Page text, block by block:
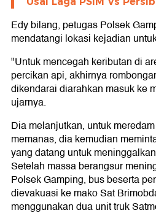
Edy bilang, petugas Polsek
mendatangi lokasi kejadian
"Untuk mencegah keributan di
percikan api, akhirnya
dikendarai diarahkan masuk ke
ujarnya.
Dia melanjutkan, untuk
memanas, dia kemudian
yang datang untuk
Setelah massa berangsur
Polsek Gamping, bus beserta
dievakuasi ke mako Sat
menggunakan dua unit truk